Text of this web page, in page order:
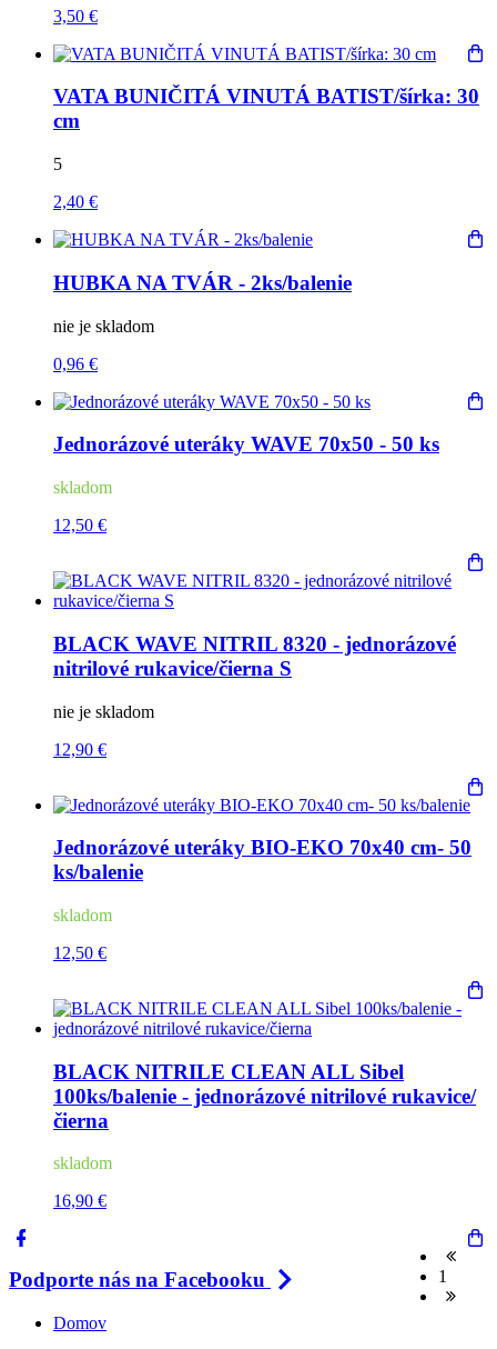
3,50 €
VATA BUNIČITÁ VINUTÁ BATIST/šírka: 30
cm
5
2,40 €
HUBKA NA TVÁR - 2ks/balenie
nie je skladom
0,96 €
Jednorázové uteráky WAVE 70x50 - 50 ks
skladom
12,50 €
BLACK WAVE NITRIL 8320 - jednorázové
nitrilové rukavice/čierna S
nie je skladom
12,90 €
Jednorázové uteráky BIO-EKO 70x40 cm- 50
ks/balenie
skladom
12,50 €
BLACK NITRILE CLEAN ALL Sibel
100ks/balenie - jednorázové nitrilové rukavice/
čierna
skladom
16,90 €
1
Podporte nás na Facebooku
Domov